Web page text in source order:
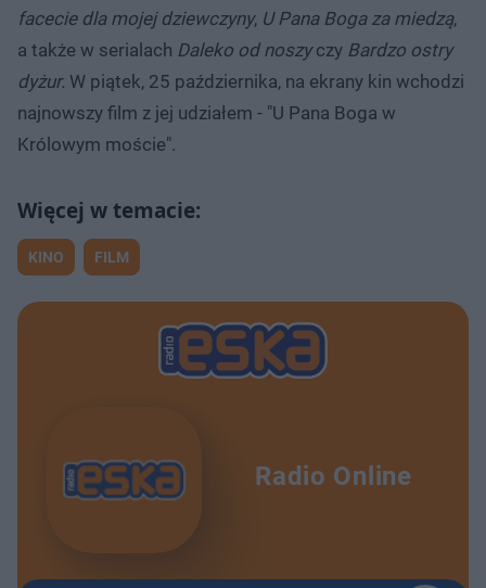
facecie dla mojej dziewczyny, U Pana Boga za miedzą,
a także w serialach Daleko od noszyczy Bardzo ostry
dyżur. W piątek, 25 października, na ekrany kin wchodzi
najnowszy film z jej udziałem - "U Pana Boga w
Królowym moście".
KINO FILM
Radio Online